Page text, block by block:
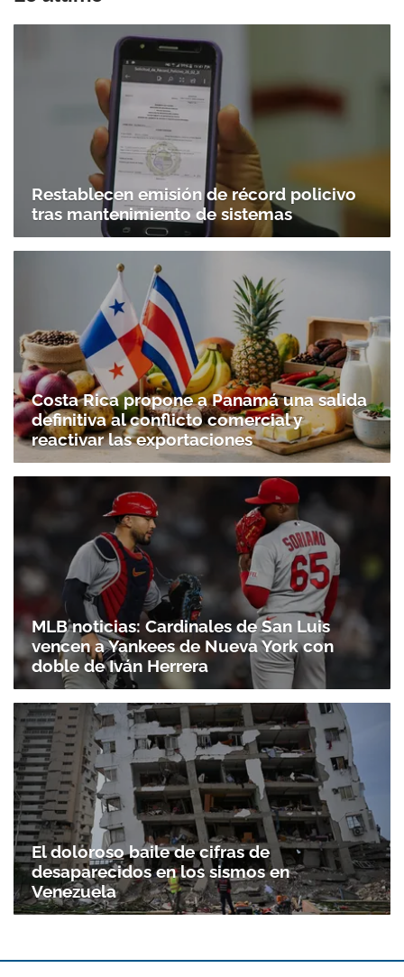
Gracias por suscribirte a nuestro boletín.
Restablecen emisión de récord policivo
tras mantenimiento de sistemas
Costa Rica propone a Panamá una salida
definitiva al conflicto comercial y
reactivar las exportaciones
MLB noticias: Cardinales de San Luis
vencen a Yankees de Nueva York con
doble de Iván Herrera
El doloroso baile de cifras de
desaparecidos en los sismos en
Venezuela